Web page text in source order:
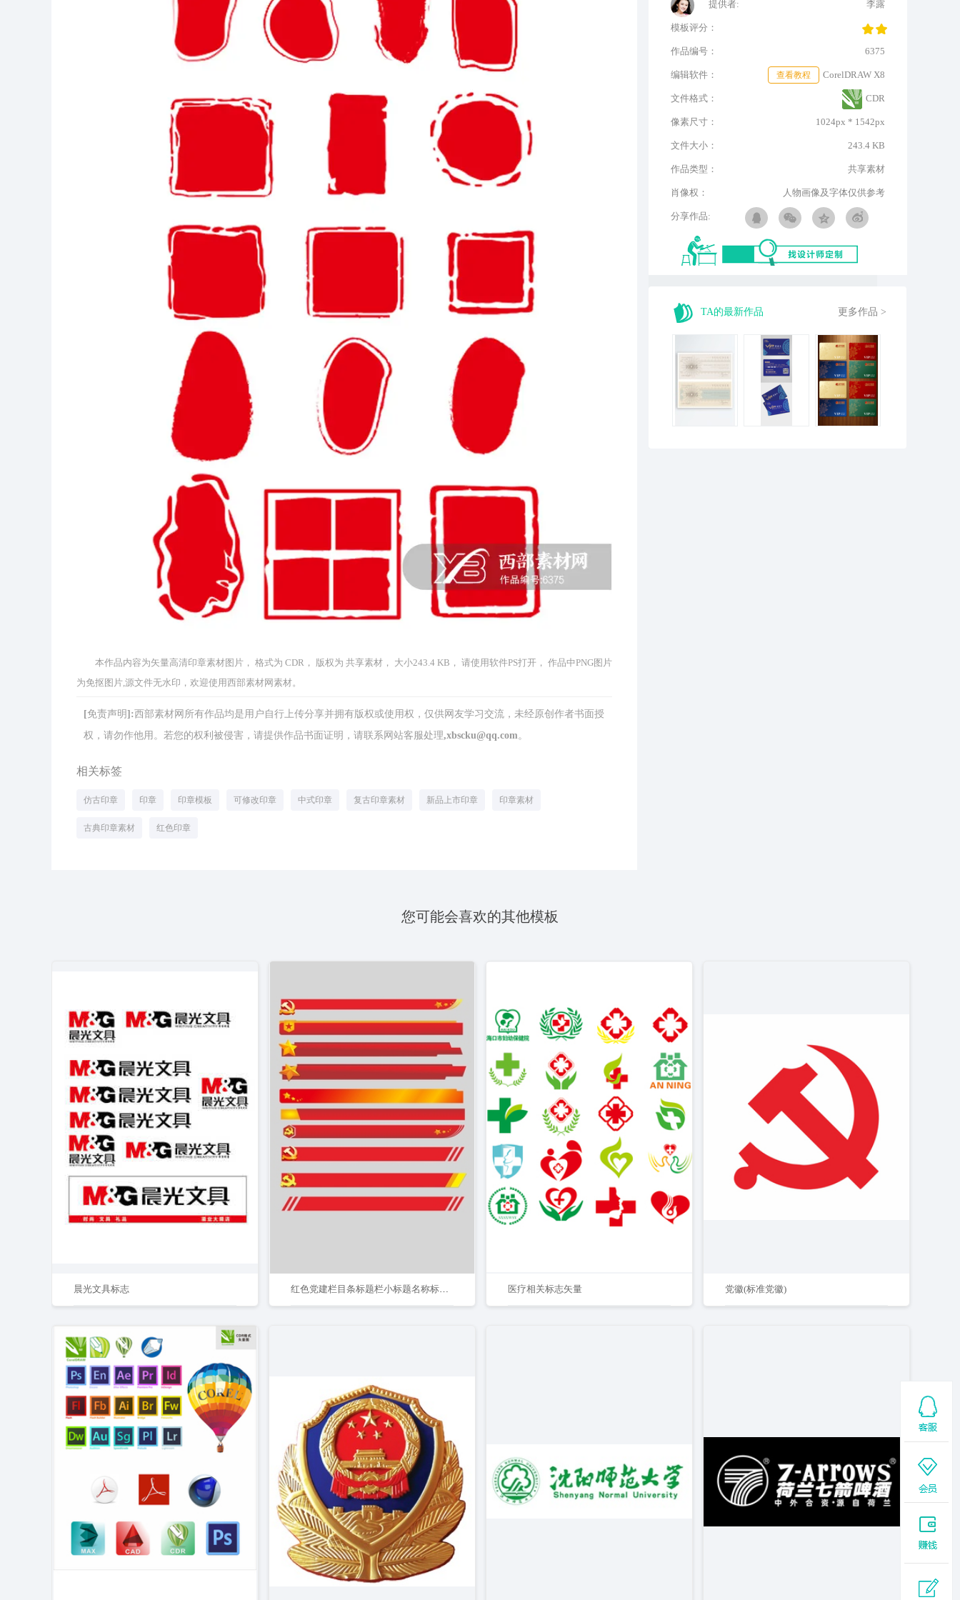
本作品内容为矢量高清印章素材图片， 格式为 CDR， 版权为 共享素材， 大小243.4 KB， 请使用软件PS打开， 作品中PNG图片
为免抠图片,源文件无水印，欢迎使用西部素材网素材。
[免责声明]:西部素材网所有作品均是用户自行上传分享并拥有版权或使用权，仅供网友学习交流，未经原创作者书面授
权，请勿作他用。若您的权利被侵害，请提供作品书面证明，请联系网站客服处理,xbscku@qq.com。
相关标签
仿古印章 印章 印章模板 可修改印章 中式印章 复古印章素材 新品上市印章 印章素材
古典印章素材 红色印章
提供者: 李露
模板评分：
作品编号： 6375
编辑软件： CorelDRAW X8
查看教程
文件格式： CDR
像素尺寸： 1024px * 1542px
文件大小： 243.4 KB
作品类型： 共享素材
肖像权： 人物画像及字体仅供参考
分享作品:
TA的最新作品 更多作品 >
您可能会喜欢的其他模板
晨光文具标志 医疗相关标志矢量 党徽(标准党徽)